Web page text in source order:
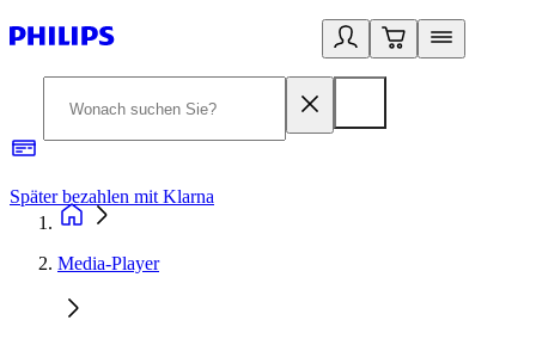
Später bezahlen mit Klarna
Media-Player